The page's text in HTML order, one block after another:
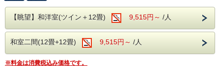
ご予約を承ります。
■温泉のご案内
自家源泉の湯檜曽温泉で、
大好評の大浴場をご利用くださいませ。
■周辺観光施設のご案内
そんな願いを叶える当プランでは、
2つのランクアップ客室を
ご用意しております。
お子様連れのファミリーや、
三世代でのご旅行にぴったりの
ゆとりある空間です。
【眺望】和洋室(ツイン＋12畳) 9,515円～ /人
和室二間(12畳+12畳) 9,515円～ /人
※料金は消費税込み価格です。